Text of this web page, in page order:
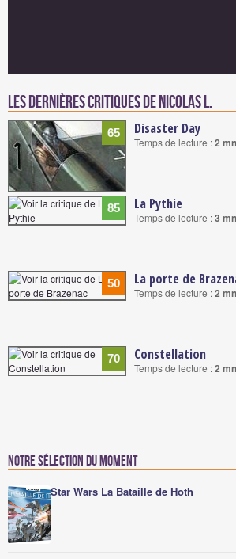
Les dernières critiques de Nicolas L.
65 Disaster Day
Temps de lecture :2
85 La Pythie
Temps de lecture :3
50 La porte de
Temps de lecture :2
70 Constellation
Temps de lecture :2
Notre sélection du moment
Star Wars La Bataille de Hoth